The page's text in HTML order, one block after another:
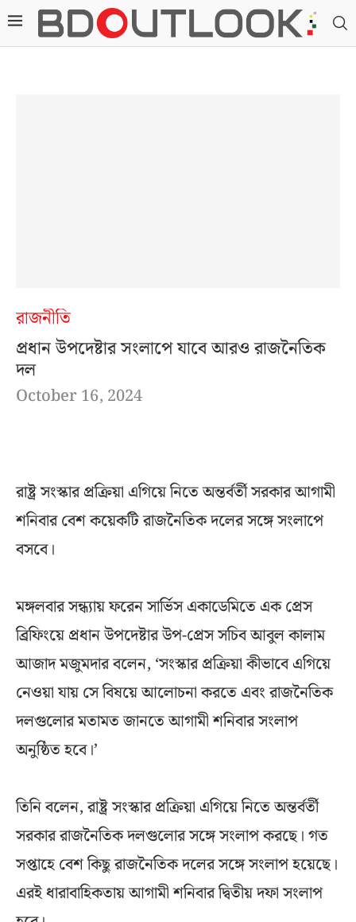
রাজনীতি
প্রধান উপদেষ্টার সংলাপে যাবে আরও রাজনৈতিক
দল
October 16, 2024
রাষ্ট্র সংস্কার প্রক্রিয়া এগিয়ে নিতে অন্তর্বর্তী সরকার আগামী
শনিবার বেশ কয়েকটি রাজনৈতিক দলের সঙ্গে সংলাপে
বসবে।
মঙ্গলবার সন্ধ্যায় ফরেন সার্ভিস একাডেমিতে এক প্রেস
ব্রিফিংয়ে প্রধান উপদেষ্টার উপ-প্রেস সচিব আবুল কালাম
আজাদ মজুমদার বলেন, ‘সংস্কার প্রক্রিয়া কীভাবে এগিয়ে
নেওয়া যায় সে বিষয়ে আলোচনা করতে এবং রাজনৈতিক
দলগুলোর মতামত জানতে আগামী শনিবার সংলাপ
অনুষ্ঠিত হবে।’
তিনি বলেন, রাষ্ট্র সংস্কার প্রক্রিয়া এগিয়ে নিতে অন্তর্বর্তী
সরকার রাজনৈতিক দলগুলোর সঙ্গে সংলাপ করছে। গত
সপ্তাহে বেশ কিছু রাজনৈতিক দলের সঙ্গে সংলাপ হয়েছে।
এরই ধারাবাহিকতায় আগামী শনিবার দ্বিতীয় দফা সংলাপ